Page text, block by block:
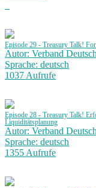
Episode 29 - Treasury Talk!
Autor: Verband
Sprache: deutsch
1037 Aufrufe
Episode 28 - Treasury Talk!
Liquiditätsplanung
Autor: Verband
Sprache: deutsch
1355 Aufrufe